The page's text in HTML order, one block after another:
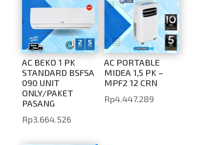
AC BEKO 1 PK
STANDARD BSFSA
090 UNIT
ONLY/PAKET
PASANG
Rp3.664.526
AC PORTABLE
MIDEA 1,5 PK –
MPF2 12 CRN
Rp4.447.289